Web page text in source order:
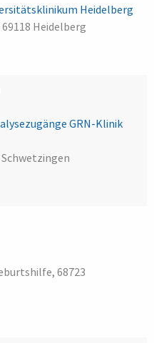
Heidelberg
Heidelberg
GRN-Klinik
68723